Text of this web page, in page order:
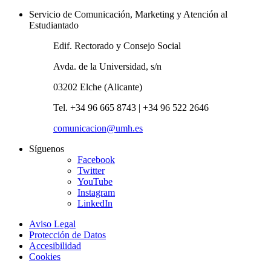
Servicio de Comunicación, Marketing y Atención al
Estudiantado
Edif. Rectorado y Consejo Social
Avda. de la Universidad, s/n
03202 Elche (Alicante)
Tel. +34 96 665 8743 | +34 96 522 2646
comunicacion@umh.es
Síguenos
Facebook
Twitter
YouTube
Instagram
LinkedIn
Aviso Legal
Protección de Datos
Accesibilidad
Cookies